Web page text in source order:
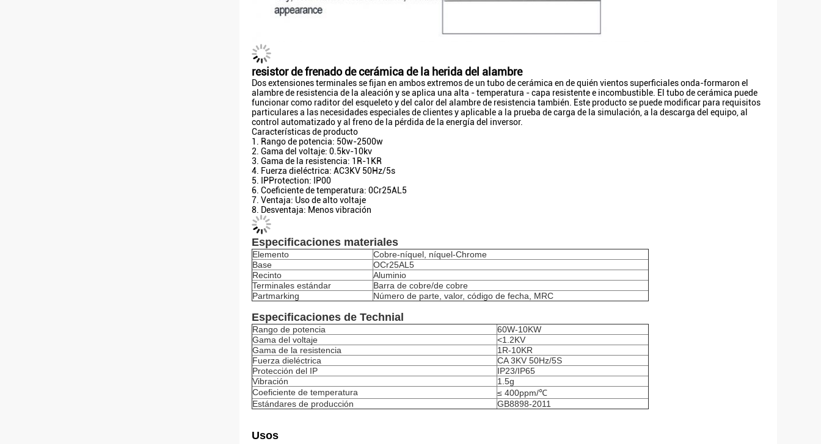
resistor de frenado de cerámica de la herida del alambre
Dos extensiones terminales se fijan en ambos extremos de un tubo de cerámica en de quién vientos superficiales onda-formaron el
alambre de resistencia de la aleación y se aplica una alta - temperatura - capa resistente e incombustible. El tubo de cerámica puede
funcionar como raditor del esqueleto y del calor del alambre de resistencia también. Este producto se puede modificar para requisitos
particulares a las necesidades especiales de clientes y aplicable a la prueba de carga de la simulación, a la descarga del equipo, al
control automatizado y al freno de la pérdida de la energía del inversor.
Características de producto
1. Rango de potencia: 50w-2500w
2. Gama del voltaje: 0.5kv-10kv
3. Gama de la resistencia: 1R-1KR
4. Fuerza dieléctrica: AC3KV 50Hz/5s
5. IPProtection: IP00
6. Coeficiente de temperatura: 0Cr25AL5
7. Ventaja: Uso de alto voltaje
8. Desventaja: Menos vibración
Especificaciones materiales
Elemento
Cobre-níquel, níquel-Chrome
Base
OCr25AL5
Recinto
Aluminio
Terminales estándar
Barra de cobre/de cobre
Partmarking
Número de parte, valor, código de fecha, MRC
Especificaciones de Technial
Rango de potencia
60W-10KW
Gama del voltaje
<1.2KV
Gama de la resistencia
1R-10KR
Fuerza dieléctrica
CA 3KV 50Hz/5S
Protección del IP
IP23/IP65
Vibración
1.5g
Coeficiente de temperatura
≤ 400ppm/℃
Estándares de producción
GB8898-2011
Usos